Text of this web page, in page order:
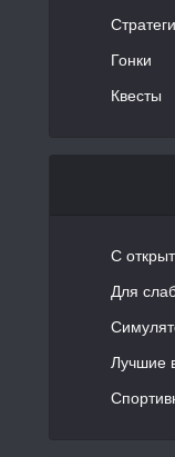
Гонки
Квесты
С
Для
Лучшие